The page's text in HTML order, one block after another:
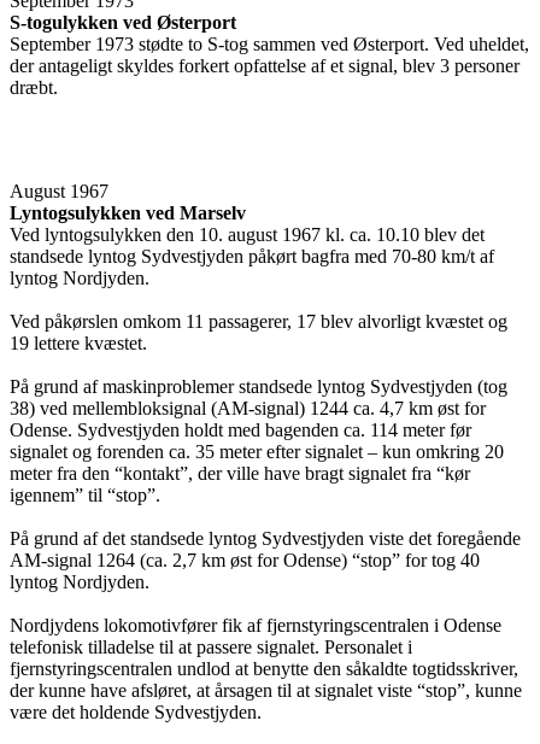
S-togulykken ved Østerport
September 1973 stødte to S-tog sammen ved Østerport. Ved uheldet,
der antageligt skyldes forkert opfattelse af et signal, blev 3 personer
dræbt.
August 1967
Lyntogsulykken ved Marselv
Ved lyntogsulykken den 10. august 1967 kl. ca. 10.10 blev det
standsede lyntog Sydvestjyden påkørt bagfra med 70-80 km/t af
lyntog Nordjyden.
Ved påkørslen omkom 11 passagerer, 17 blev alvorligt kvæstet og
19 lettere kvæstet.
På grund af maskinproblemer standsede lyntog Sydvestjyden (tog
38) ved mellembloksignal (AM-signal) 1244 ca. 4,7 km øst for
Odense. Sydvestjyden holdt med bagenden ca. 114 meter før
signalet og forenden ca. 35 meter efter signalet – kun omkring 20
meter fra den “kontakt”, der ville have bragt signalet fra “kør
igennem” til “stop”.
På grund af det standsede lyntog Sydvestjyden viste det foregående
AM-signal 1264 (ca. 2,7 km øst for Odense) “stop” for tog 40
lyntog Nordjyden.
Nordjydens lokomotivfører fik af fjernstyringscentralen i Odense
telefonisk tilladelse til at passere signalet. Personalet i
fjernstyringscentralen undlod at benytte den såkaldte togtidsskriver,
der kunne have afsløret, at årsagen til at signalet viste “stop”, kunne
være det holdende Sydvestjyden.